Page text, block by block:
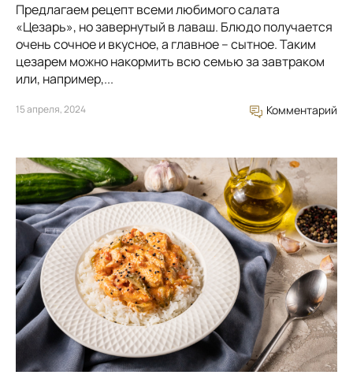
Предлагаем рецепт всеми любимого салата
«Цезарь», но завернутый в лаваш. Блюдо получается
очень сочное и вкусное, а главное – сытное. Таким
цезарем можно накормить всю семью за завтраком
или, например,...
15 апреля, 2024 Комментарий